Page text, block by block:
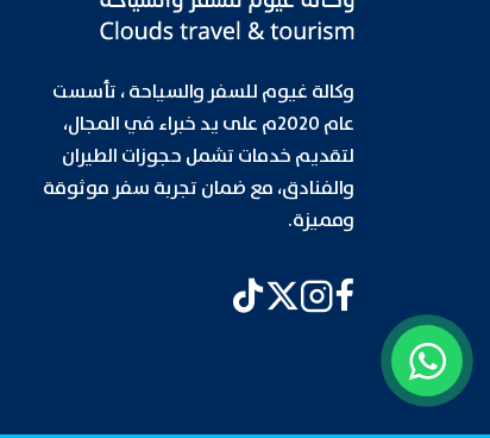
وكالة غيوم للسفر والسياحة ، تأسست
عام 2020م على يد خبراء في المجال،
لتقديم خدمات تشمل حجوزات الطيران
والفنادق، مع ضمان تجربة سفر موثوقة
ومميزة.